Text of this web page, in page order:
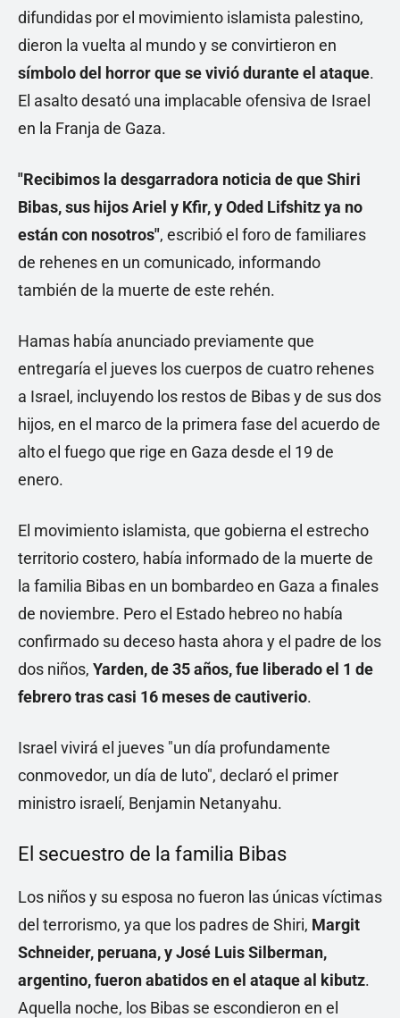
difundidas por el movimiento islamista palestino,
dieron la vuelta al mundo y se convirtieron en
símbolo del horror que se vivió durante el ataque.
El asalto desató una implacable ofensiva de Israel
en la Franja de Gaza.
"Recibimos la desgarradora noticia de que Shiri
Bibas, sus hijos Ariel y Kfir, y Oded Lifshitz ya no
están con nosotros", escribió el foro de familiares
de rehenes en un comunicado, informando
también de la muerte de este rehén.
Hamas había anunciado previamente que
entregaría el jueves los cuerpos de cuatro rehenes
a Israel, incluyendo los restos de Bibas y de sus dos
hijos, en el marco de la primera fase del acuerdo de
alto el fuego que rige en Gaza desde el 19 de
enero.
El movimiento islamista, que gobierna el estrecho
territorio costero, había informado de la muerte de
la familia Bibas en un bombardeo en Gaza a finales
de noviembre. Pero el Estado hebreo no había
confirmado su deceso hasta ahora y el padre de los
dos niños, Yarden, de 35 años, fue liberado el 1 de
febrero tras casi 16 meses de cautiverio.
Israel vivirá el jueves "un día profundamente
conmovedor, un día de luto", declaró el primer
ministro israelí, Benjamin Netanyahu.
El secuestro de la familia Bibas
Los niños y su esposa no fueron las únicas víctimas
del terrorismo, ya que los padres de Shiri, Margit
Schneider, peruana, y José Luis Silberman,
argentino, fueron abatidos en el ataque al kibutz.
Aquella noche, los Bibas se escondieron en el